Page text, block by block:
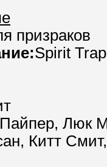
призраков
Spirit Trap
Люк
Китт